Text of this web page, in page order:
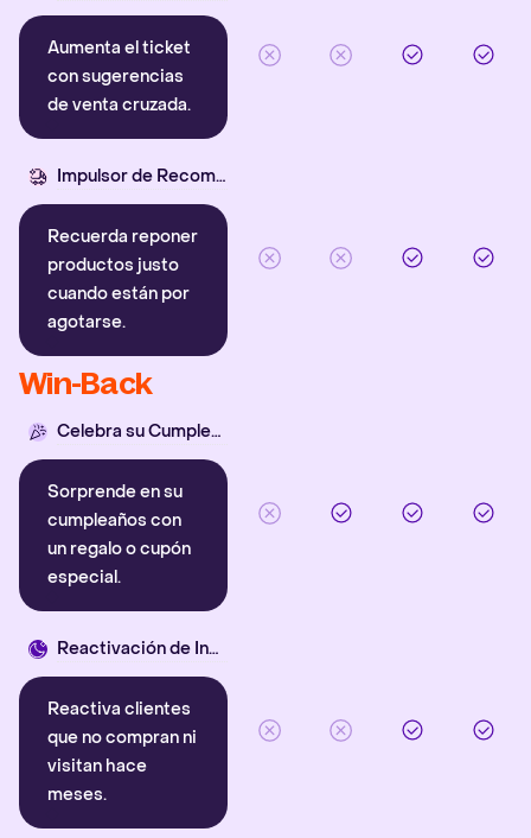
Aumenta el ticket
con sugerencias
de venta cruzada.
Impulsor de Recompra
Recuerda reponer
productos justo
cuando están por
agotarse.
Win-Back
Celebra su Cumpleaños
Sorprende en su
cumpleaños con
un regalo o cupón
especial.
Reactivación de Inactivos
Reactiva clientes
que no compran ni
visitan hace
meses.